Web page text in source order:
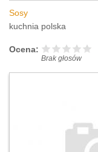
Sosy
kuchnia polska
Ocena:
Brak głosów